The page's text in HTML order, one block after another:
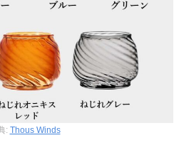
: Thous Winds